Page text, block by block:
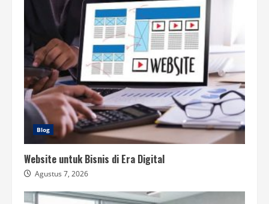
Blog
Website untuk Bisnis di Era Digital
Agustus 7, 2026